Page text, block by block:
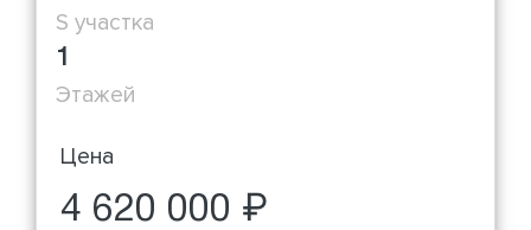
S участка
1
Этажей
Цена
4 620 000 ₽